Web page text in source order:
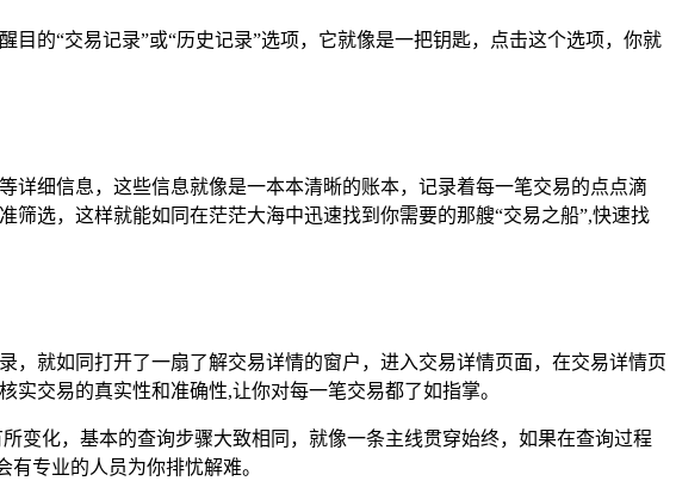
的“交易记录”或“历史记录”选项，它就像是一把钥匙，点击这个选项，你就
细信息，这些信息就像是一本本清晰的账本，记录着每一笔交易的点点滴
选，这样就能如同在茫茫大海中迅速找到你需要的那艘“交易之船”,快速找
就如同打开了一扇了解交易详情的窗户，进入交易详情页面，在交易详情页
交易的真实性和准确性,让你对每一笔交易都了如指掌。
变化，基本的查询步骤大致相同，就像一条主线贯穿始终，如果在查询过程
有专业的人员为你排忧解难。